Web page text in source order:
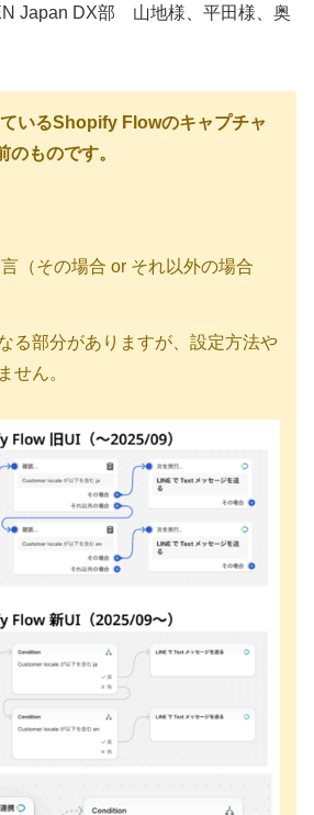
Japan DX部 山地様、平田様、奥
いるShopify Flowのキャプチャ
のものです。
（その場合 or それ以外の場合
る部分がありますが、設定方法や
せん。